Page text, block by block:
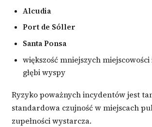
Alcudia
Port de Sóller
Santa Ponsa
większość mniejszych
głębi wyspy
Ryzyko poważnych incydentów jest
standardowa czujność w miejscach
zupełności wystarcza.